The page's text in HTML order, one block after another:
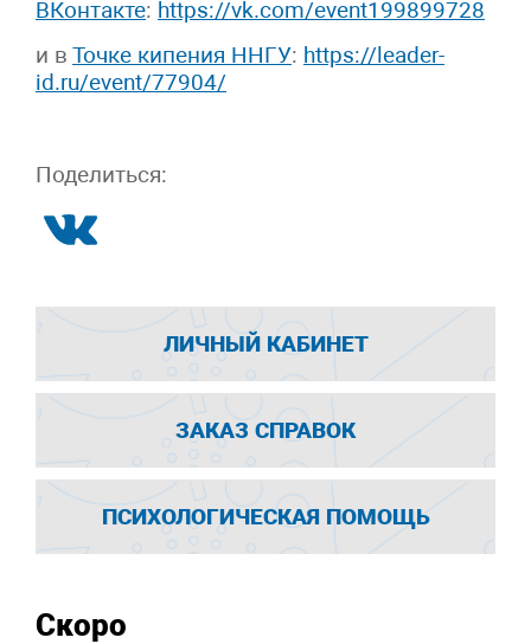
ВКонтакте: https://vk.com/event199899728
и в Точке кипения ННГУ: https://leader-
id.ru/event/77904/
Поделиться:
ЛИЧНЫЙ КАБИНЕТ
ЗАКАЗ СПРАВОК
ПСИХОЛОГИЧЕСКАЯ ПОМОЩЬ
Скоро